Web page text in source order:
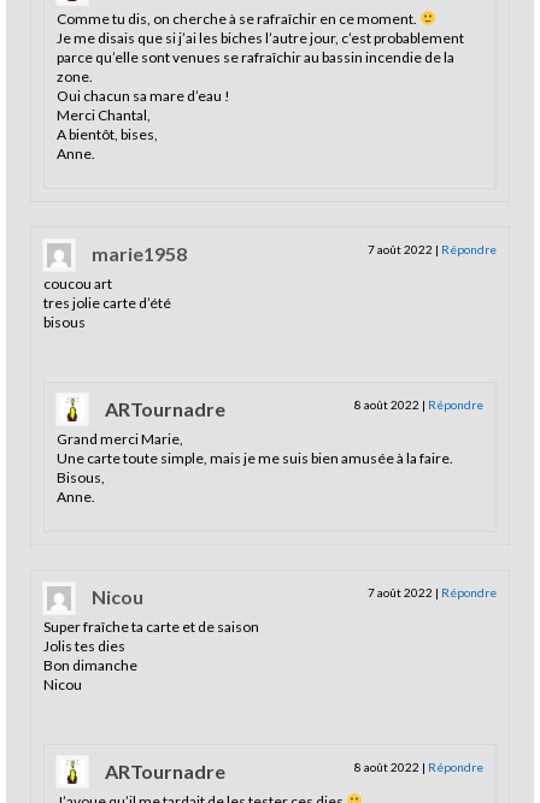
Comme tu dis, on cherche à se rafraîchir en ce moment.
Je me disais que si j’ai les biches l’autre jour, c’est probablement
parce qu’elle sont venues se rafraîchir au bassin incendie de la
zone.
Oui chacun sa mare d’eau !
Merci Chantal,
A bientôt, bises,
Anne.
marie1958 7 août 2022 | Répondre
coucou art
tres jolie carte d’été
bisous
ARTournadre 8 août 2022 | Répondre
Grand merci Marie,
Une carte toute simple, mais je me suis bien amusée à la faire.
Bisous,
Anne.
Nicou 7 août 2022 | Répondre
Super fraîche ta carte et de saison
Jolis tes dies
Bon dimanche
Nicou
ARTournadre 8 août 2022 | Répondre